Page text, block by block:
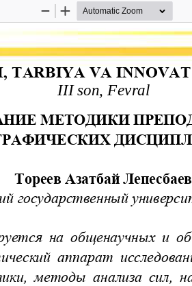
Zoom
Out
Zoom
In
TARBIYA VA
III son, Fevral
МЕТОДИКИ
Тореев Азатбай
государственный
на общенаучных  и
аппарат
методы  анализа  сил,